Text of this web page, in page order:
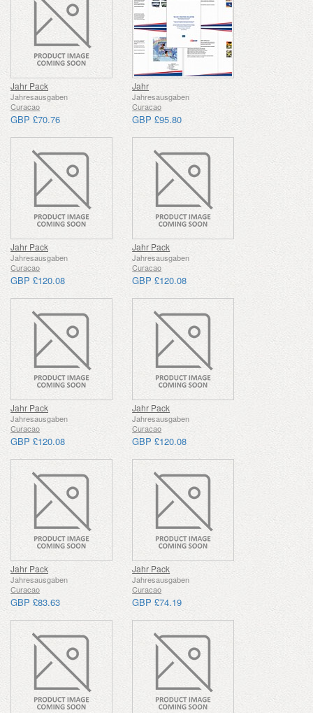
Jahr Pack
Jahresausgaben
Curacao
GBP £70.76
Jahr
Jahresausgaben
Curacao
GBP £95.80
Jahr Pack
Jahresausgaben
Curacao
GBP £120.08
Jahr Pack
Jahresausgaben
Curacao
GBP £120.08
Jahr Pack
Jahresausgaben
Curacao
GBP £120.08
Jahr Pack
Jahresausgaben
Curacao
GBP £120.08
Jahr Pack
Jahresausgaben
Curacao
GBP £83.63
Jahr Pack
Jahresausgaben
Curacao
GBP £74.19